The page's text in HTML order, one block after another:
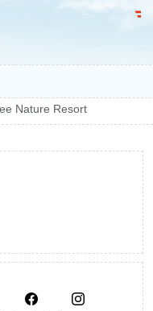
Nature Resort